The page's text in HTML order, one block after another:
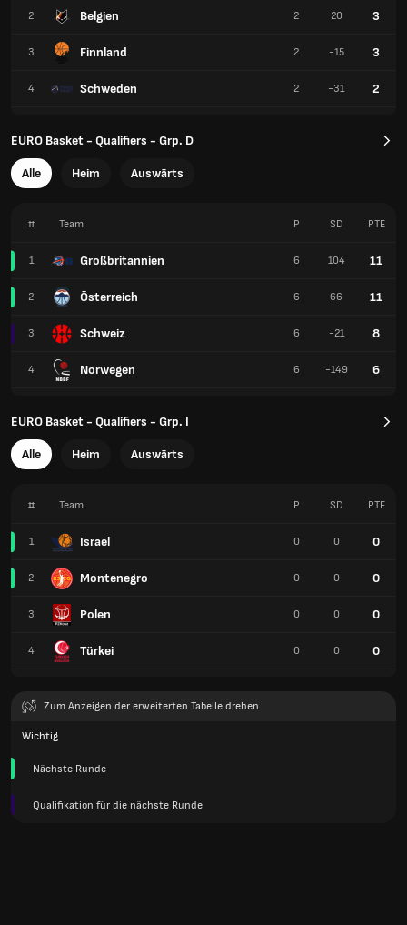
2 Belgien
3 Finnland
4 Schweden
2 20 3
2 -15 3
2 -31 2
EURO Basket - Qualifiers - Grp. D
Alle Heim Auswärts
# Team
1 Großbritannien
2 Österreich
3 Schweiz
4 Norwegen
P SD PTE
6 104 11
6 66 11
6 -21 8
6 -149 6
EURO Basket - Qualifiers - Grp. I
Alle Heim Auswärts
# Team
1 Israel
2 Montenegro
3 Polen
4 Türkei
P SD PTE
0 0 0
0 0 0
0 0 0
0 0 0
Zum Anzeigen der erweiterten Tabelle drehen
Wichtig
Nächste Runde
Qualifikation für die nächste Runde